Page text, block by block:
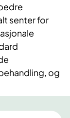
senter for
og